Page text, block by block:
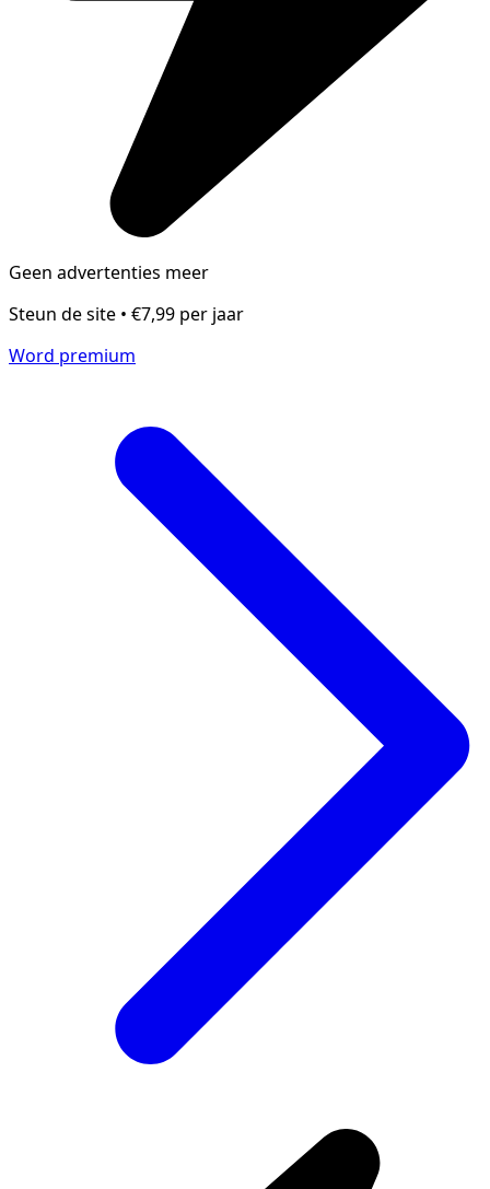
Geen advertenties meer
Steun de site • €7,99 per jaar
Word premium